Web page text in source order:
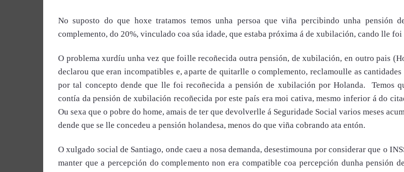
No suposto do que hoxe tratamos temos unha persoa que viña percibindo unha pensión
complemento, do 20%, vinculado coa súa idade, que estaba próxima á de xubilación, cando lle
O problema xurdíu unha vez que foille recoñecida outra pensión, de xubilación, en outro pais
declarou que eran incompatibles e, aparte de quitarlle o complemento, reclamoulle as
por tal concepto dende que lle foi recoñecida a pensión de xubilación por Holanda. Temos
contía da pensión de xubilación recoñecida por este país era moi cativa, mesmo inferior á do
Ou sexa que o pobre do home, amais de ter que devolverlle á Seguridade Social varios meses
dende que se lle concedeu a pensión holandesa, menos do que viña cobrando ata entón.
O xulgado social de Santiago, onde caeu a nosa demanda, desestimouna por considerar que o
manter que a percepción do complemento non era compatible coa percepción dunha pensión